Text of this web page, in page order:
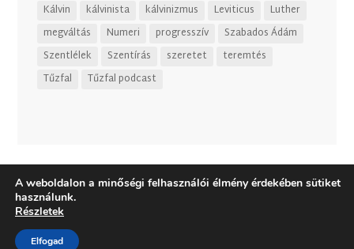
Kálvin
kálvinista kálvinizmus Leviticus
Luther
megváltás
Numeri progresszív
Szabados Ádám
Szentlélek
Szentírás szeretet
teremtés
Tűzfal
Tűzfal podcast
A weboldalon a minőségi felhasználói élmény érdekében sütiket
használunk.
Részletek
Elfogad